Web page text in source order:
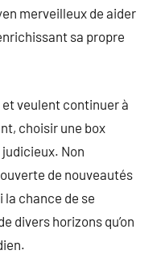
merveilleux de aider
sa propre
veulent continuer à
choisir une box
Non
de nouveautés
chance de se
divers horizons qu’on